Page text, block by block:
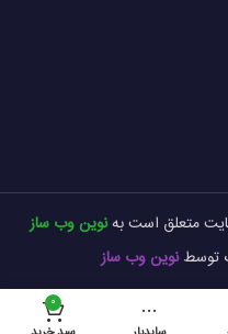
متعلق است بهنوین وب ساز
توسطنوین وب ساز
0